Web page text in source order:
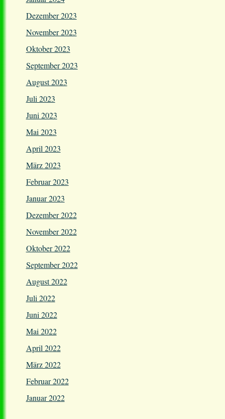
Dezember 2023
November 2023
Oktober 2023
September 2023
August 2023
Juli 2023
Juni 2023
Mai 2023
April 2023
März 2023
Februar 2023
Januar 2023
Dezember 2022
November 2022
Oktober 2022
September 2022
August 2022
Juli 2022
Juni 2022
Mai 2022
April 2022
März 2022
Februar 2022
Januar 2022